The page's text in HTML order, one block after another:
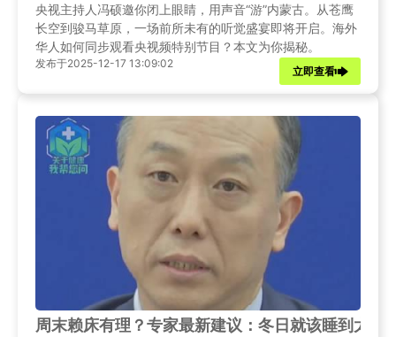
央视主持人冯硕邀你闭上眼睛，用声音“游”内蒙古。从苍鹰
长空到骏马草原，一场前所未有的听觉盛宴即将开启。海外
华人如何同步观看央视频特别节目？本文为你揭秘。
发布于2025-12-17 13:09:02
立即查看
周末赖床有理？专家最新建议：冬日就该睡到太阳